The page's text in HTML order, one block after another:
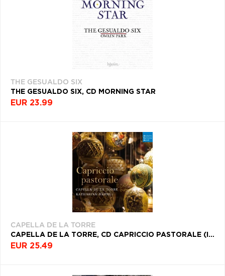
THE GESUALDO SIX
THE GESUALDO SIX, CD MORNING STAR
EUR 23.99
CAPELLA DE LA TORRE
CAPELLA DE LA TORRE, CD CAPRICCIO PASTORALE (ITALIAN CHRISTMAS MUSIC)
EUR 25.49